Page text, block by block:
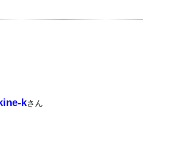
kさん